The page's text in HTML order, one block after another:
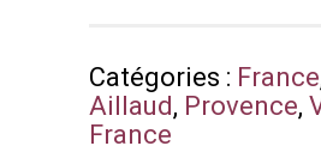
Catégories : France
Aillaud, Provence,
France